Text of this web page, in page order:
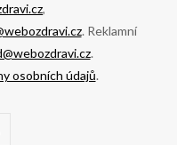
,
. Reklamní
.
osobních údajů.